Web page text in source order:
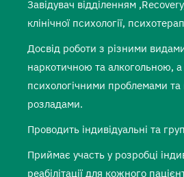
Завідувач відділенням
клінічної психології,
Досвід роботи з різними
наркотичною та алкогольною,
психологічними проблемами
розладами.
Проводить індивідуальні та
Приймає участь у розробці
реабілітації для кожного